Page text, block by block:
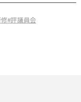
#評議員会